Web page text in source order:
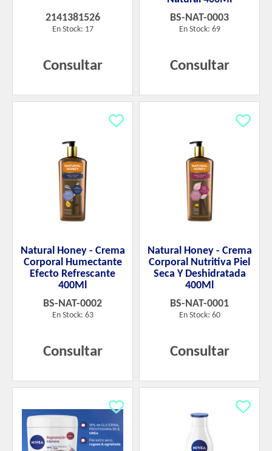
2141381526
En Stock: 17
Consultar
BS-NAT-0003
En Stock: 69
Consultar
Natural Honey - Crema
Corporal Humectante
Efecto Refrescante
400Ml
BS-NAT-0002
En Stock: 63
Consultar
Natural Honey - Crema
Corporal Nutritiva Piel
Seca Y Deshidratada
400Ml
BS-NAT-0001
En Stock: 60
Consultar